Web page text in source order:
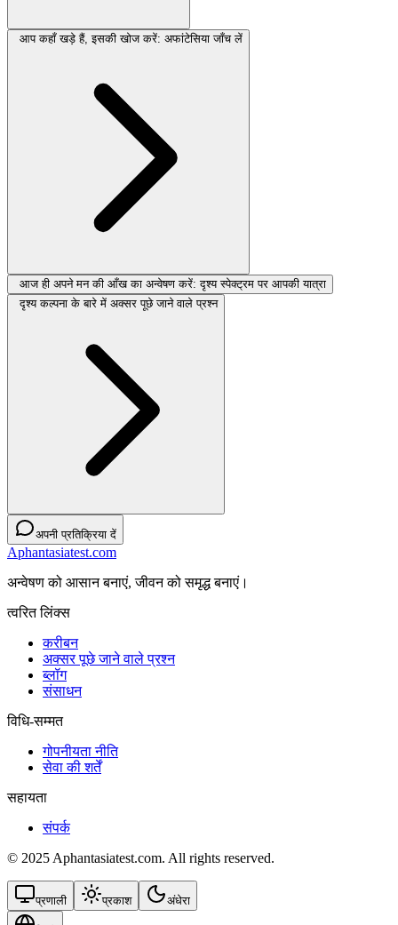
आप कहाँ खड़े हैं, इसकी खोज करें: अफांटेसिया जाँच लें
आज ही अपने मन की आँख का अन्वेषण करें: दृश्य स्पेक्ट्रम पर आपकी यात्रा
दृश्य कल्पना के बारे में अक्सर पूछे जाने वाले प्रश्न
अपनी प्रतिक्रिया दें
Aphantasiatest.com
अन्वेषण को आसान बनाएं, जीवन को समृद्ध बनाएं।
त्वरित लिंक्स
करीबन
अक्सर पूछे जाने वाले प्रश्न
ब्लॉग
संसाधन
विधि-सम्‍मत
गोपनीयता नीति
सेवा की शर्तें
सहायता
संपर्क
© 2025 Aphantasiatest.com. All rights reserved.
प्रणाली प्रकाश अंधेरा